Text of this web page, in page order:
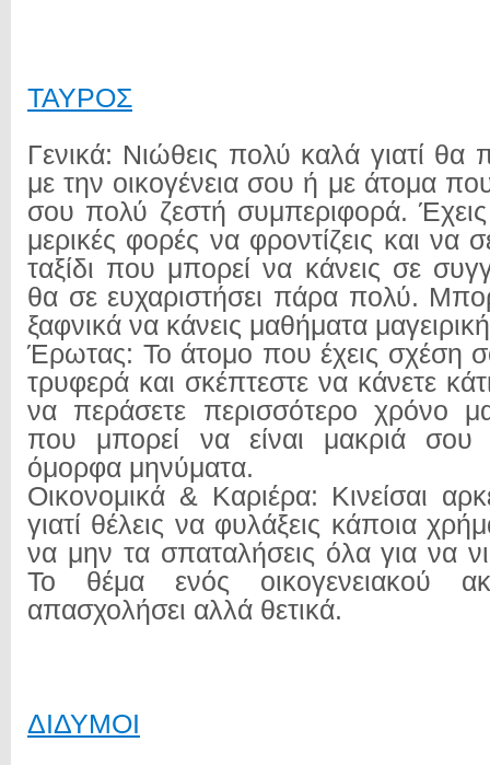
ΤΑΥΡΟΣ
Γενικά: Νιώθεις πολύ καλά γιατί θα
με την οικογένεια σου ή με άτομα
σου πολύ ζεστή συμπεριφορά.
μερικές φορές να φροντίζεις και να
ταξίδι που μπορεί να κάνεις σε
θα σε ευχαριστήσει πάρα πολύ.
ξαφνικά να κάνεις μαθήματα
Έρωτας: Το άτομο που έχεις σχέση
τρυφερά και σκέπτεστε να κάνετε
να περάσετε περισσότερο χρόνο
που μπορεί να είναι μακριά σου
όμορφα μηνύματα.
Οικονομικά & Καριέρα: Κινείσαι
γιατί θέλεις να φυλάξεις κάποια
να μην τα σπαταλήσεις όλα για να
Το θέμα ενός οικογενειακού
απασχολήσει αλλά θετικά.
ΔΙΔΥΜΟΙ